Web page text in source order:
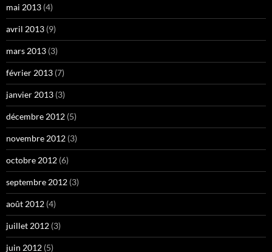
mai 2013 (4)
avril 2013 (9)
mars 2013 (3)
février 2013 (7)
janvier 2013 (3)
décembre 2012 (5)
novembre 2012 (3)
octobre 2012 (6)
septembre 2012 (3)
août 2012 (4)
juillet 2012 (3)
juin 2012 (5)